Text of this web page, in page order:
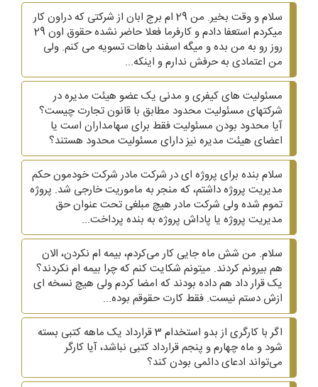
سلام و وقت بخیر. من 29 ام برج ابان از شرکتی که دراون کار
میکردم استعفا دادم و کارفرما فعلا حاضر نشده حقوق اون 29
روز رو به من بده و میگه اسفند باهات تسویه می کنم. ولی
من اعتمادی به حرفش ندارم و اینکه...
مسئولیت های کیفری و مدنی یک عضو هیئت مدیره در
شرکتهای مسئولیت محدود مطابق با قانون تجارت چیست؟
آیا محدود بودن مسئولیت فقط برای سهامداران است یا
اعضای هیئت مدیره نیز دارای مسئولیت محدود هستند؟
سلام بنده برای پروژه ای در شرکت مادر شرکت خودمون حکم
مدیریت پروژه داشتم، که منجر به ماموریت خارجی شد. پروژه
تموم شده ولی شرکت مادر هیچ مبلغی تحت عنوان حق
مدیریت پروژه یا پاداش پروژه به بنده پرداخت...
سلام. من شش ماه جایی کار می‌کردم، بیمه ام نکردن، الان
هم بیرونم کردند. میتونم شکایت کنم که چرا بیمه ام نکردند؟
یک قرار داد هم داده بودند که امضا کردم ولی هیچ نسخه ای
ازش دستم نیست. فقط کارت حقوقم بوده...
اگر با کارگری از بدو استخدام 3 قرارداد یک ماهه کتبی بسته
شود و ماه چهارم و پنجم قرارداد کتبی نباشد، آیا کارگر
می‌تواند ادعای دائمی بودن کند؟